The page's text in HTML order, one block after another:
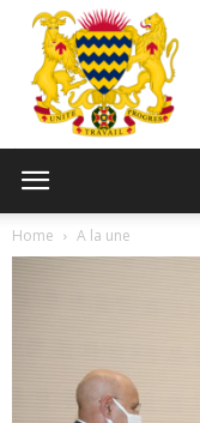
Home A la une